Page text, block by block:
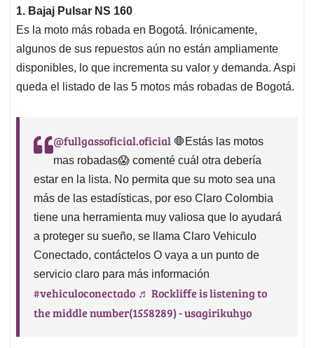
1. Bajaj Pulsar NS 160
Es la moto más robada en Bogotá. Irónicamente,
algunos de sus repuestos aún no están ampliamente
disponibles, lo que incrementa su valor y demanda. Aspi
queda el listado de las 5 motos más robadas de Bogotá.
@fullgassoficial.oficial 🛑Estás las motos
mas robadas😱 comenté cuál otra debería
estar en la lista. No permita que su moto sea una
más de las estadísticas, por eso Claro Colombia
tiene una herramienta muy valiosa que lo ayudará
a proteger su sueño, se llama Claro Vehiculo
Conectado, contáctelos O vaya a un punto de
servicio claro para más información
#vehiculoconectado ♬ Rockliffe is listening to
the middle number(1558289) - usagirikuhyo